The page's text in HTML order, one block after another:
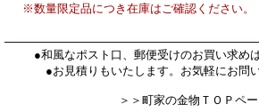
※数量限定品につき在庫はご確認ください。
●和風なポスト口、郵便受けのお買い求め
●お見積りもいたします。お気軽にお問
＞＞町家の金物ＴＯＰペ